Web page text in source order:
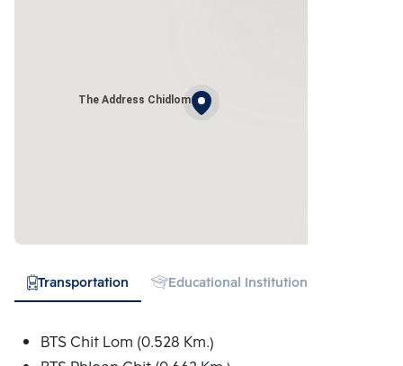
The Address Chidlom
Transportation Educational Institution
BTS Chit Lom (0.528 Km.)